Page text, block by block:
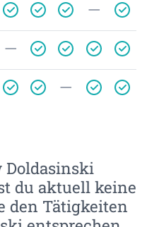
du aktuell keine
den Tätigkeiten